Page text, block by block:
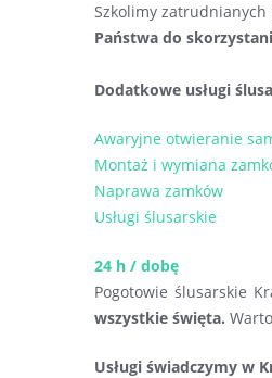
Szkolimy
Państwa do
Dodatkowe usługi
Awaryjne otwieranie
Montaż i wymiana
Naprawa zamków
Usługi ślusarskie
24 h / dobę
Pogotowie ślusarskie
wszystkie święta.
Usługi świadczymy w